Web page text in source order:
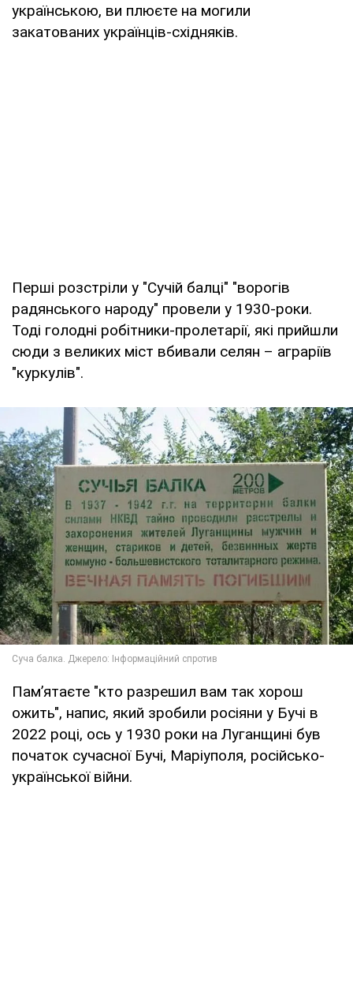
українською, ви плюєте на могили
закатованих українців-східняків.
Перші розстріли у "Сучій балці" "ворогів
радянського народу" провели у 1930-роки.
Тоді голодні робітники-пролетарії, які прийшли
сюди з великих міст вбивали селян – аграріїв
"куркулів".
Пам’ятаєте "кто разрешил вам так хорош
ожить", напис, який зробили росіяни у Бучі в
2022 році, ось у 1930 роки на Луганщині був
початок сучасної Бучі, Маріуполя, російсько-
української війни.